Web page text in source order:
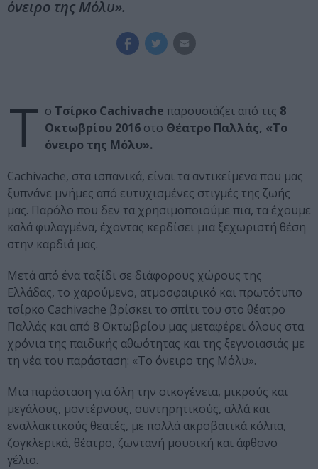
όνειρο της Μόλυ».
Τ ο Τσίρκο Cachivache παρουσιάζει από τις 8
Οκτωβρίου 2016 στο Θέατρο Παλλάς, «Το
όνειρο της Μόλυ».
Cachivache, στα ισπανικά, είναι τα αντικείμενα που μας
ξυπνάνε μνήμες από ευτυχισμένες στιγμές της ζωής
μας. Παρόλο που δεν τα χρησιμοποιούμε πια, τα έχουμε
καλά φυλαγμένα, έχοντας κερδίσει μια ξεχωριστή θέση
στην καρδιά μας.
Μετά από ένα ταξίδι σε διάφορους χώρους της
Ελλάδας, το χαρούμενο, ατμοσφαιρικό και πρωτότυπο
τσίρκο Cachivache βρίσκει το σπίτι του στο θέατρο
Παλλάς και από 8 Οκτωβρίου μας μεταφέρει όλους στα
χρόνια της παιδικής αθωότητας και της ξεγνοιασιάς με
τη νέα του παράσταση: «Το όνειρο της Μόλυ».
Μια παράσταση για όλη την οικογένεια, μικρούς και
μεγάλους, μοντέρνους, συντηρητικούς, αλλά και
εναλλακτικούς θεατές, με πολλά ακροβατικά κόλπα,
ζογκλερικά, θέατρο, ζωντανή μουσική και άφθονο
γέλιο.